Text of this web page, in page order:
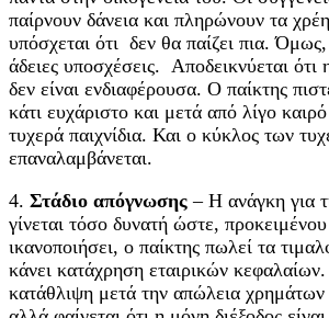
παίρνουν δάνεια και πληρώνουν τα
υπόσχεται ότι δεν θα παίζει πια.
άδειες υποσχέσεις. Αποδεικνύεται ότι
δεν είναι ενδιαφέρουσα. Ο παίκτης
κάτι ευχάριστο και μετά από λίγο
τυχερά παιχνίδια. Και ο κύκλος των
επαναλαμβάνεται.
4. Στάδιο απόγνωσης – Η ανάγκη για
γίνεται τόσο δυνατή ώστε,
ικανοποιήσει, ο παίκτης πωλεί τα
κάνει κατάχρηση εταιρικών
κατάθλιψη μετά την απώλεια χρημάτων